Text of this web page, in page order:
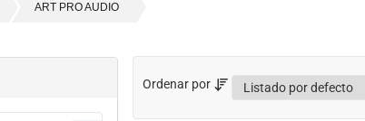
ART PRO AUDIO
Ordenar por